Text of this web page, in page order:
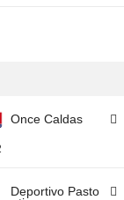
Once Caldas
Deportivo Pasto